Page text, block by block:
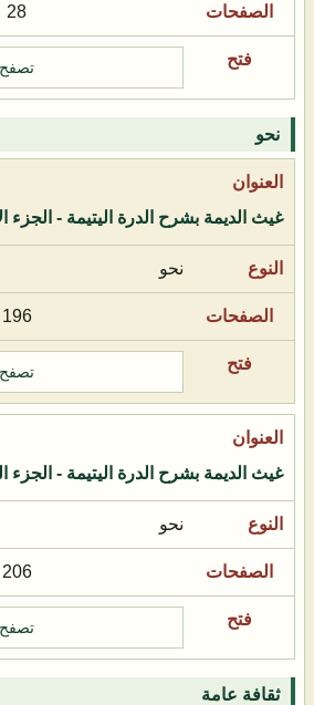
28
تصفح
نحو
غيث الديمة بشرح الدرة اليتيمة - الجزء
نحو
196
تصفح
غيث الديمة بشرح الدرة اليتيمة - الجزء
نحو
206
تصفح
ثقافة عامة